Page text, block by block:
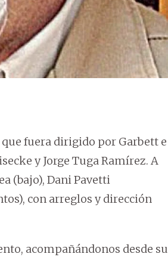
fuera dirigido por Garbett e
y Jorge Tuga Ramírez. A
(bajo), Dani Pavetti
con arreglos y dirección
acompañándonos desde su